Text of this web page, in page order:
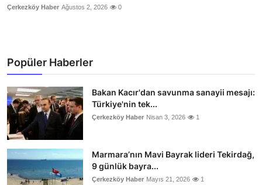
Çerkezköy Haber Ağustos 2, 2026 0
Popüler Haberler
Bakan Kacır'dan savunma sanayii mesajı:
Türkiye'nin tek...
Çerkezköy Haber Nisan 3, 2026 1
Marmara’nın Mavi Bayrak lideri Tekirdağ,
9 günlük bayra...
Çerkezköy Haber Mayıs 21, 2026 1